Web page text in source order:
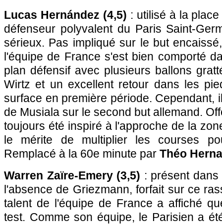
Lucas Hernández (4,5) : utilisé à la
défenseur polyvalent du Paris Saint-
sérieux. Pas impliqué sur le but
l'équipe de France s'est bien comporté
plan défensif avec plusieurs ballons
Wirtz et un excellent retour dans les
surface en première période. Cependant,
de Musiala sur le second but allemand.
toujours été inspiré à l'approche de la
le mérite de multiplier les courses
Remplacé à la 60e minute par Théo
Warren Zaïre-Emery (3,5) : présent
l'absence de Griezmann, forfait sur ce
talent de l'équipe de France a affiché
test. Comme son équipe, le Parisien a